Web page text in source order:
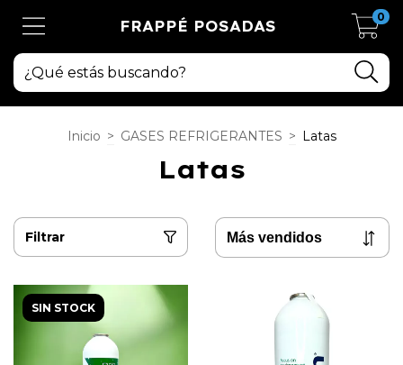
FRAPPÉ POSADAS
0
Inicio > GASES REFRIGERANTES > Latas
Latas
Filtrar
SIN STOCK